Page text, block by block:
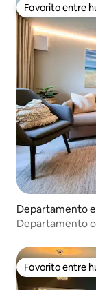
Favorito entre
Favorito entre
Departamento
Departamento
Favorito entre
Favorito entre